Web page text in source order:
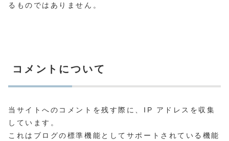
るものではありません。
コメントについて
当サイトへのコメントを残す際に、IP アドレスを収集
しています。
これはブログの標準機能としてサポートされている機能